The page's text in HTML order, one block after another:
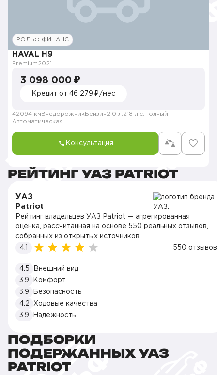
РОЛЬФ ФИНАНС
HAVAL H9
Premium2021
3 098 000 ₽
Кредит от 46 279 ₽/мес
42094 км ВнедорожникБензин2.0 л.218 л.с. Полный
Автоматическая
Консультация
РЕЙТИНГ УАЗ PATRIOT
УАЗ
Patriot
Рейтинг владельцев УАЗ Patriot — агрегированная
оценка, рассчитанная на основе 550 реальных отзывов,
собранных из открытых источников.
4.1
550 отзывов
4.5
Внешний вид
3.9
Комфорт
3.9
Безопасность
4.2
Ходовые качества
3.9
Надежность
ПОДБОРКИ
ПОДЕРЖАННЫХ УАЗ
PATRIOT